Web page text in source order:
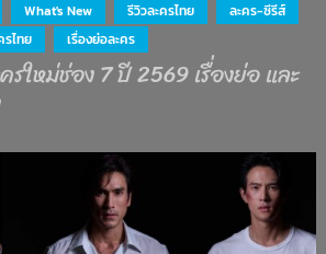
What's New รีวิวละครไทย
ละคร-ซีรีส์
รไทย เรื่องย่อละคร
รใหม่ช่อง 7 ปี 2569 เรื่องย่อ และ